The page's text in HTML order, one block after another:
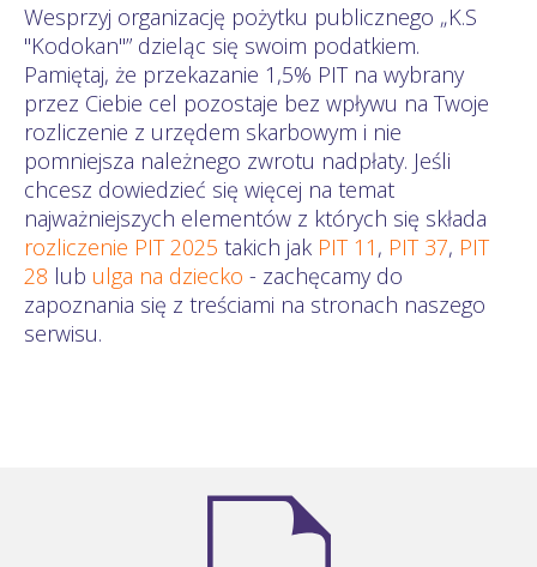
Wesprzyj organizację pożytku publicznego „K.S
"Kodokan"” dzieląc się swoim podatkiem.
Pamiętaj, że przekazanie 1,5% PIT na wybrany
przez Ciebie cel pozostaje bez wpływu na Twoje
rozliczenie z urzędem skarbowym i nie
pomniejsza należnego zwrotu nadpłaty. Jeśli
chcesz dowiedzieć się więcej na temat
najważniejszych elementów z których się składa
rozliczenie PIT 2025 takich jak PIT 11 , PIT 37, PIT
28 lub ulga na dziecko - zachęcamy do
zapoznania się z treściami na stronach naszego
serwisu.